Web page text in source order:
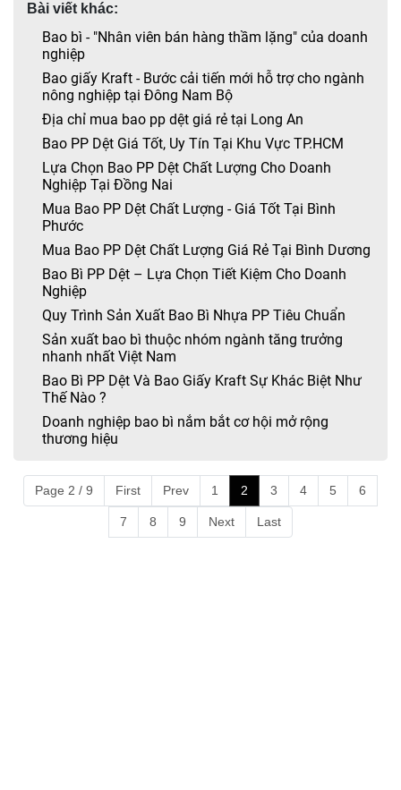
Bài viết khác:
Bao bì - "Nhân viên bán hàng thầm lặng" của doanh
nghiệp
Bao giấy Kraft - Bước cải tiến mới hỗ trợ cho ngành
nông nghiệp tại Đông Nam Bộ
Địa chỉ mua bao pp dệt giá rẻ tại Long An
Bao PP Dệt Giá Tốt, Uy Tín Tại Khu Vực TP.HCM
Lựa Chọn Bao PP Dệt Chất Lượng Cho Doanh
Nghiệp Tại Đồng Nai
Mua Bao PP Dệt Chất Lượng - Giá Tốt Tại Bình
Phước
Mua Bao PP Dệt Chất Lượng Giá Rẻ Tại Bình Dương
Bao Bì PP Dệt – Lựa Chọn Tiết Kiệm Cho Doanh
Nghiệp
Quy Trình Sản Xuất Bao Bì Nhựa PP Tiêu Chuẩn
Sản xuất bao bì thuộc nhóm ngành tăng trưởng
nhanh nhất Việt Nam
Bao Bì PP Dệt Và Bao Giấy Kraft Sự Khác Biệt Như
Thế Nào ?
Doanh nghiệp bao bì nắm bắt cơ hội mở rộng
thương hiệu
Page 2 / 9 First Prev 1 2 3 4 5 6
7 8 9 Next Last